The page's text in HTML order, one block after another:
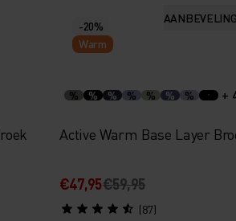
-20%
Warm
% % % % % % % +
Active Warm Base Layer
€47,95€59,95
(87)